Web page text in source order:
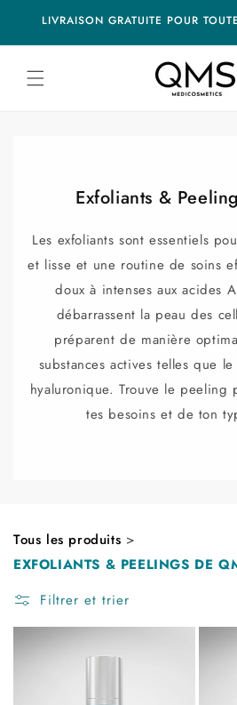
passer
contenu
missing:
missing:
LIVRAISON GRATUITE POUR
Exfoliants &
Les exfoliants sont essentiels
et lisse et une routine de soins
doux à intenses aux acides
débarrassent la peau des
préparent de manière
substances actives telles que
hyaluronique. Trouve le peeling
tes besoins et de ton
Tous les produits >
EXFOLIANTS & PEELINGS DE
Filtrer et trier